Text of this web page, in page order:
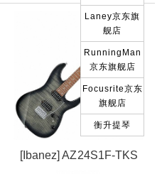
[Ibanez] AZ24S1F-TKS
Laney京东旗
舰店
RunningMan
京东旗舰店
Focusrite京东
旗舰店
衡升提琴